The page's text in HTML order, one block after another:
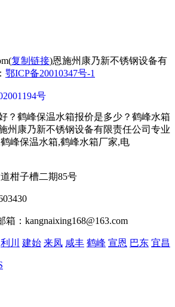
复制链接)恩施州康乃新不锈钢设备有
鄂ICP备20010347号-1
号
？鹤峰保温水箱报价是多少？鹤峰水箱
州康乃新不锈钢设备有限责任公司专业
峰保温水箱,鹤峰水箱厂家,电
柑子槽二期85号
箱：kangnaixing168@163.com
利川 建始 来凤 咸丰 鹤峰 宣恩 巴东 宜昌